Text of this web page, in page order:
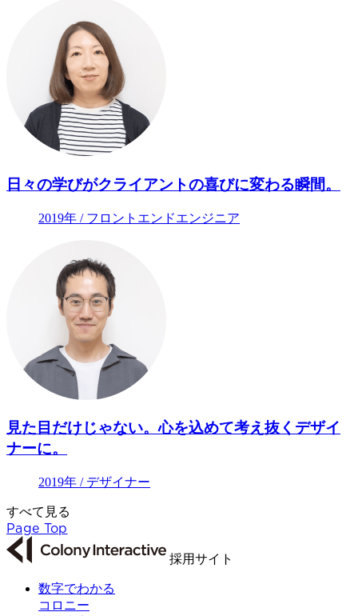
日々の学びがクライアントの喜びに変わる瞬間。
2019年 / フロントエンドエンジニア
見た目だけじゃない。心を込めて考え抜くデザイ
ナーに。
2019年 / デザイナー
すべて見る
Page Top
採用サイト
数字でわかる
コロニー